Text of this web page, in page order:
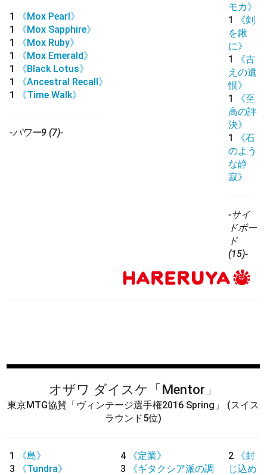
1
《Mox Pearl》
1
《Mox Sapphire》
1
《Mox Ruby》
1
《Mox Emerald》
1
《Black Lotus》
1
《Ancestral Recall》
1
《Time Walk》
-パワー9 (7)-
モカ》
1
《剣
を鍬
に》
1
《古
えの遺
恨》
1
《至
高の評
決》
1
《石
のよう
な静
寂》
-サイ
ドボー
ド
(15)-
オザワ ダイスケ 「Mentor」
東京MTG協賛「ヴィンテージ選手権2016 Spring」
(スイス
ラウンド5位)
1
《島》
3
《Tundra》
4
《定業》
3
《ギタクシア派の調
2
《封
じ込め